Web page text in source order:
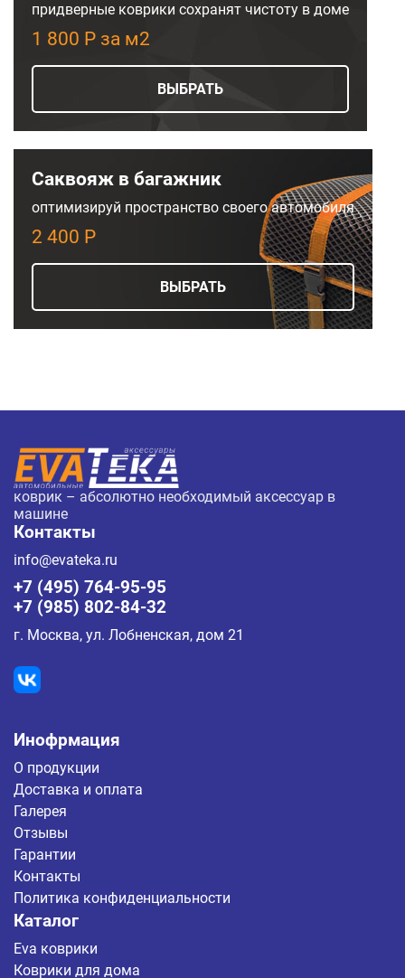
придверные коврики сохранят чистоту в доме
1 800 Р за м2
ВЫБРАТЬ
Саквояж в багажник
оптимизируй пространство своего автомобиля
2 400 Р
ВЫБРАТЬ
коврик – абсолютно необходимый аксессуар в
машине
Контакты
info@evateka.ru
+7 (495) 764-95-95
+7 (985) 802-84-32
г. Москва, ул. Лобненская, дом 21
Инофрмация
О продукции
Доставка и оплата
Галерея
Отзывы
Гарантии
Контакты
Политика конфиденциальности
Каталог
Eva коврики
Коврики для дома